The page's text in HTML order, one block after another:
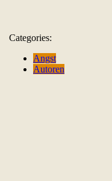
Categories:
Angst
Autoren